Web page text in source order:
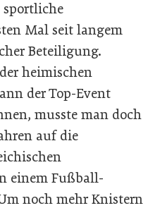
sportliche
Mal seit langem
Beteiligung.
heimischen
der Top-Event
musste man doch
auf die
einem Fußball-
noch mehr Knistern